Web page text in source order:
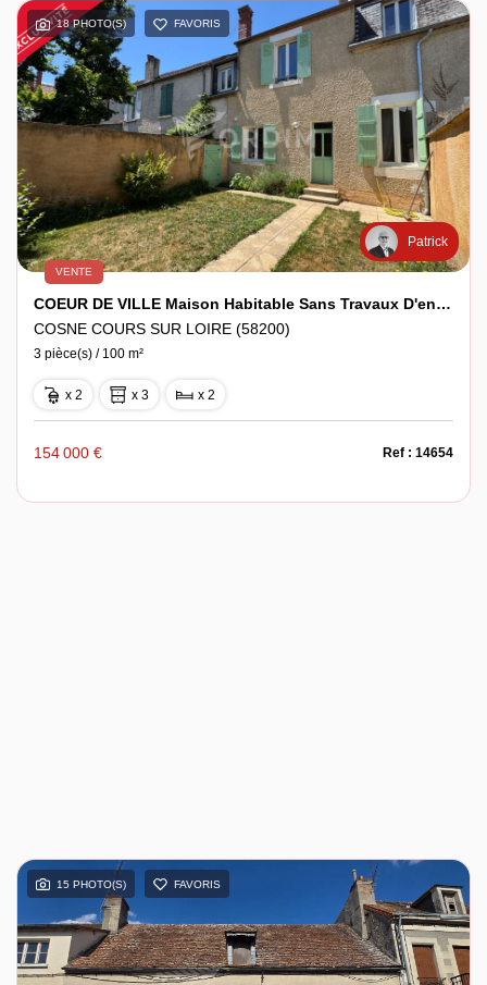
18 PHOTO(S) FAVORIS
Patrick
VENTE
COEUR DE VILLE Maison Habitable Sans Travaux D'env 100 M² Avec Jardin, 2 Chambres.
COSNE COURS SUR LOIRE (58200)
3 pièce(s) / 100 m²
x 2 x 3 x 2
154 000 € Ref : 14654
15 PHOTO(S) FAVORIS